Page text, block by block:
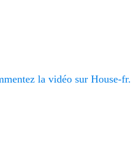
la vidéo sur House-